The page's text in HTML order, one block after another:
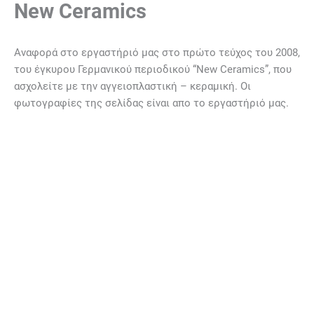
New Ceramics
Αναφορά στο εργαστήριό μας στο πρώτο τεύχος του 2008,
του έγκυρου Γερμανικού περιοδικού “New Ceramics”, που
ασχολείτε με την αγγειοπλαστική – κεραμική. Οι
φωτογραφίες της σελίδας είναι απο το εργαστήριό μας.